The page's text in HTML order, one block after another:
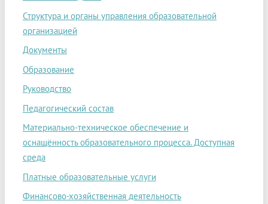
Структура и органы управления образовательной
организацией
Документы
Образование
Руководство
Педагогический состав
Материально-техническое обеспечение и
оснащённость образовательного процесса. Доступная
среда
Платные образовательные услуги
Финансово-хозяйственная деятельность